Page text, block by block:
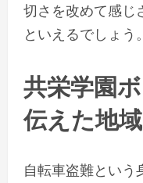
切さを改めて感じ
といえるでしょう。
共栄学園
伝えた地
自転車盗難という